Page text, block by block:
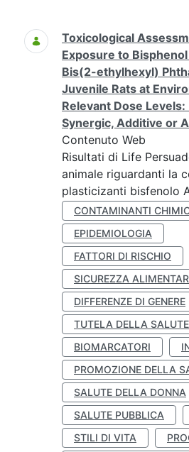
Ricerca
Toxicological
Exposure to
Bis(2-ethylhexyl)
Juvenile Rats at
Relevant Dose
Synergic, Additive or
Contenuto Web
Risultati di Life
animale riguardanti la
plasticizanti bisfenolo
CONTAMINANTI
EPIDEMIOLOGIA
FATTORI DI RISCHIO
SICUREZZA
DIFFERENZE DI GENERE
TUTELA DELLA SALUTE
BIOMARCATORI
PROMOZIONE DELLA
SALUTE DELLA DONNA
SALUTE PUBBLICA
STILI DI VITA